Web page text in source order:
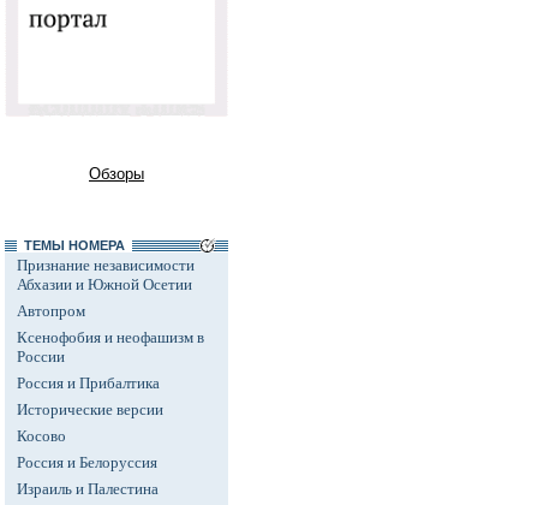
Обзоры
ТЕМЫ НОМЕРА
Признание независимости
Абхазии и Южной Осетии
Автопром
Ксенофобия и неофашизм в
России
Россия и Прибалтика
Исторические версии
Косово
Россия и Белоруссия
Израиль и Палестина